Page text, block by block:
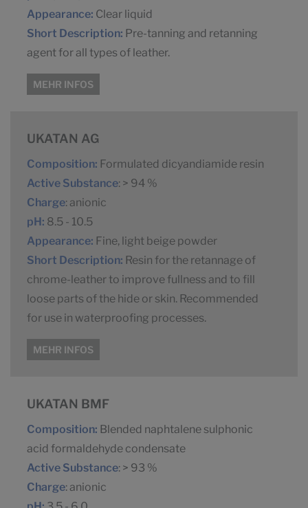
Appearance: Clear liquid
Short Description: Pre-tanning and retanning
agent for all types of leather.
MEHR INFOS
UKATAN AG
Composition: Formulated dicyandiamide resin
Active Substance: > 94 %
Charge: anionic
pH: 8.5 - 10.5
Appearance: Fine, light beige powder
Short Description: Resin for the retannage of
chrome-leather to improve fullness and to fill
loose parts of the hide or skin. Recommended
for use in waterproofing processes.
MEHR INFOS
UKATAN BMF
Composition: Blended naphtalene sulphonic
acid formaldehyde condensate
Active Substance: > 93 %
Charge: anionic